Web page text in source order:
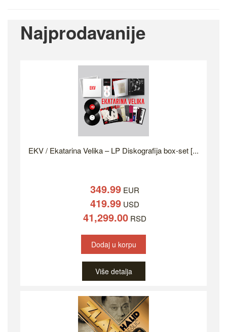
Najprodavanije
EKV / Ekatarina Velika – LP Diskografija box-set [...
349.99 EUR
419.99 USD
41,299.00 RSD
Dodaj u korpu
Više detalja